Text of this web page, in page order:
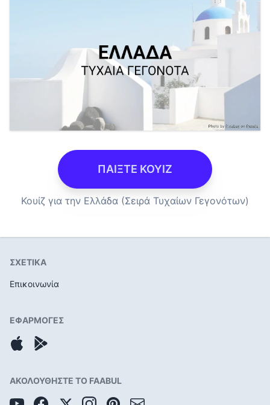
ΠΑΙΞΤΕ ΚΟΥΙΖ
Κουίζ για την Ελλάδα (Σειρά Τυχαίων Γεγονότων)
ΣΧΕΤΙΚΑ
Επικοινωνία
ΕΦΑΡΜΟΓΕΣ
ΑΚΟΛΟΥΘΗΣΤΕ ΤΟ FAABUL